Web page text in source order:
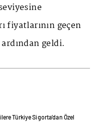
fiyatlarının geçen
geldi.
Türkiye Sigorta’dan Özel